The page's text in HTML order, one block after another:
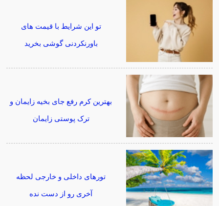
تو این شرایط با قیمت های
باورنکردنی گوشی بخرید
بهترین کرم رفع جای بخیه زایمان و
ترک پوستی زایمان
تورهای داخلی و خارجی لحظه
آخری رو از دست نده